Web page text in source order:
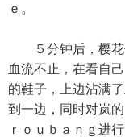
ｅ。
５分钟后，樱花
血流不止，在看自己
的鞋子，上边沾满
到一边，同时对岚的
ｒｏｕｂａｎｇ进